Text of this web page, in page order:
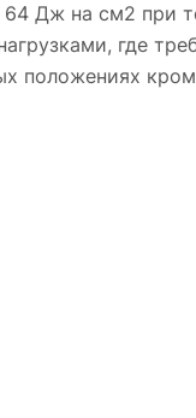
Дж на см2 при
где
положениях